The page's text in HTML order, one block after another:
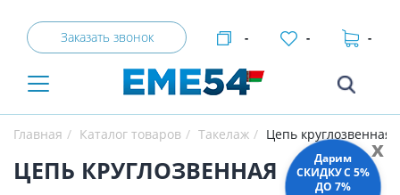
Заказать звонок - - -
Главная Каталог товаров Такелаж Цепь круглозвенная
ЦЕПЬ КРУГЛОЗВЕННАЯ
x
Дарим
СКИДКУ C 5%
ДО 7%